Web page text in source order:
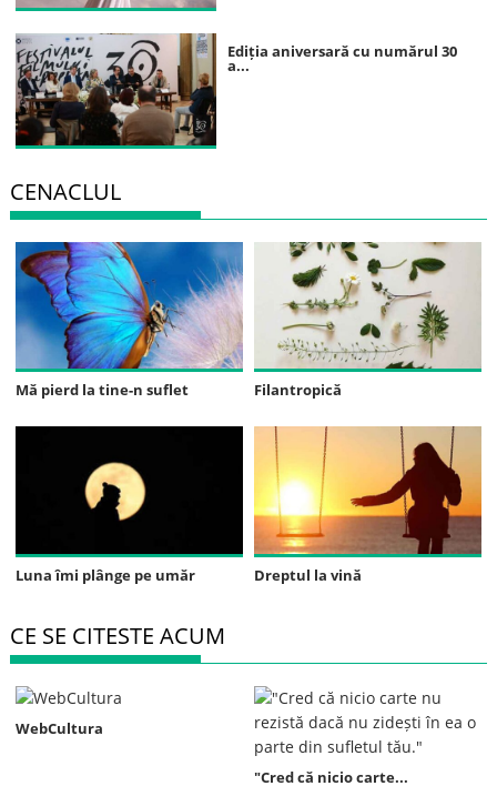
Ediția aniversară cu numărul 30
a...
CENACLUL
Mă pierd la tine-n suflet Filantropică
Luna îmi plânge pe umăr Dreptul la vină
CE SE CITESTE ACUM
WebCultura
"Cred că nicio carte...